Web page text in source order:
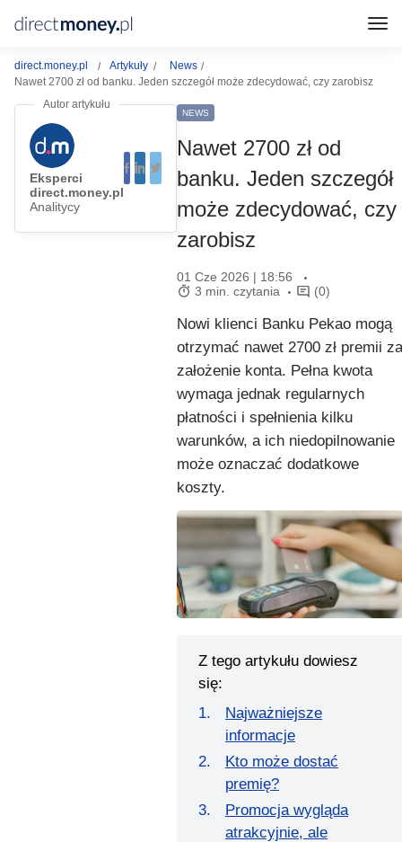
direct.money.pl Artykuły
News
Nawet 2700 zł od banku. Jeden szczegół może zdecydować, czy zarobisz
Eksperci
direct.money.pl
Analitycy
NEWS
Nawet 2700 zł od
banku. Jeden szczegół
może zdecydować, czy
zarobisz
01 Cze 2026 | 18:56
3 min. czytania
(0)
Nowi klienci Banku Pekao mogą
otrzymać nawet 2700 zł premii za
założenie konta. Pełna kwota
wymaga jednak regularnych
płatności i spełnienia kilku
warunków, a ich niedopilnowanie
może oznaczać dodatkowe
koszty.
Z tego artykułu dowiesz
się:
Najważniejsze
informacje
Kto może dostać
premię?
Promocja wygląda
atrakcyjnie, ale